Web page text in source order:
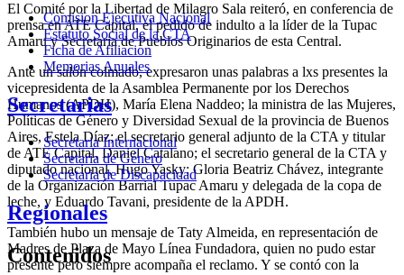
El Comité por la Libertad de Milagro Sala reiteró, en conferencia de
prensa en ATE Capital, el pedido de indulto a la líder de la Tupac
Amaru y Secretaria de Pueblos Originarios de esta Central.
Ante un salón colmado, expresaron unas palabras a lxs presentes la
vicepresidenta de la Asamblea Permanente por los Derechos
Humanos (APDH), María Elena Naddeo; la ministra de las Mujeres,
Políticas de Género y Diversidad Sexual de la provincia de Buenos
Aires, Estela Díaz; el secretario general adjunto de la CTA y titular
de ATE Capital, Daniel Catalano; el secretario general de la CTA y
diputado nacional, Hugo Yasky; Gloria Beatriz Chávez, integrante
de la Organización Barrial Tupac Amaru y delegada de la copa de
leche, y Eduardo Tavani, presidente de la APDH.
También hubo un mensaje de Taty Almeida, en representación de
Madres de Plaza de Mayo Línea Fundadora, quien no pudo estar
presente pero siempre acompaña el reclamo. Y se contó con la
Comision Ejecutiva Nacional
Estatuto Social de la CTA
Ficha de Afiliacion
Memorias Anuales
Secretarias
Secretaria Internacional
Secretaria de Género
Secretaria de Discapacidad
Regionales
Contenidos